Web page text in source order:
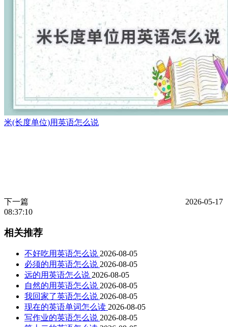
米(长度单位)用英语怎么说
下一篇
2026-05-17
08:37:10
相关推荐
不好吃用英语怎么说 2026-08-05
必须的用英语怎么说 2026-08-05
远的用英语怎么说 2026-08-05
自然的用英语怎么说 2026-08-05
我回家了英语怎么说 2026-08-05
现在的英语单词怎么读 2026-08-05
写作业的英语怎么说 2026-08-05